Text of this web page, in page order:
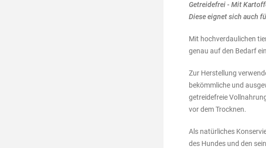
Getreidefrei - Mit
Diese eignet sich auch
Mit hochverdaulichen
genau auf den Bedarf
Zur Herstellung
bekömmliche und
getreidefreie
vor dem Trocknen.
Als natürliches
des Hundes und den